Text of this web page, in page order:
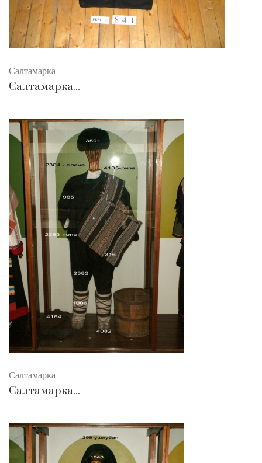
Салтамарка
Салтамарка...
Салтамарка
Салтамарка...